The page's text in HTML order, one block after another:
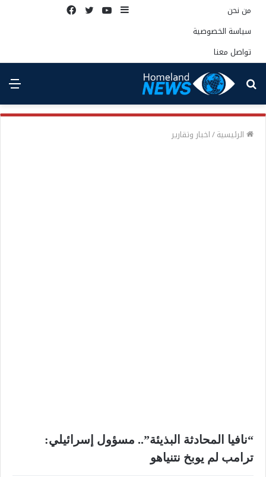
من نحن
سياسة الخصوصية
تواصل معنا
إضافة يوتيوبتويتر
بحث
عن
الرئيسية/اخبار وتقارير
“نافيا المحادثة البذيئة”.. مسؤول إسرائيلي:
ترامب لم يوبخ نتنياهو